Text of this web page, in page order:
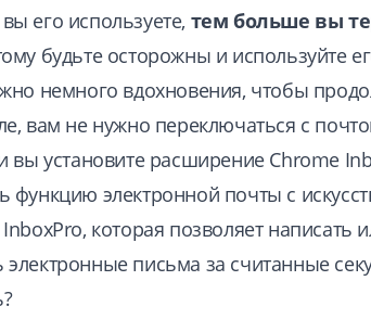
его используете, тем больше вы
будьте осторожны и используйте
немного вдохновения, чтобы
вам не нужно переключаться с
вы установите расширение Chrome
функцию электронной почты с
, которая позволяет написать
электронные письма за считанные